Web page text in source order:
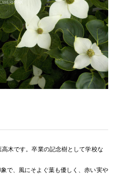
木です。卒業の記念樹として学校な
で、風にそよぐ葉も優しく、赤い実や